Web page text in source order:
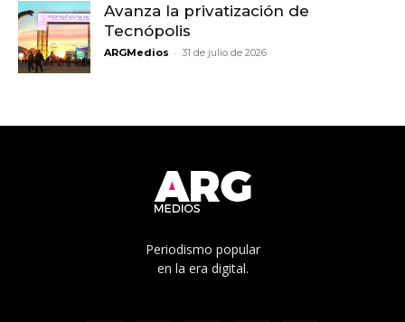
Avanza la privatización de
Tecnópolis
ARGMedios - 31 de julio de 2026
Periodismo popular
en la era digital.